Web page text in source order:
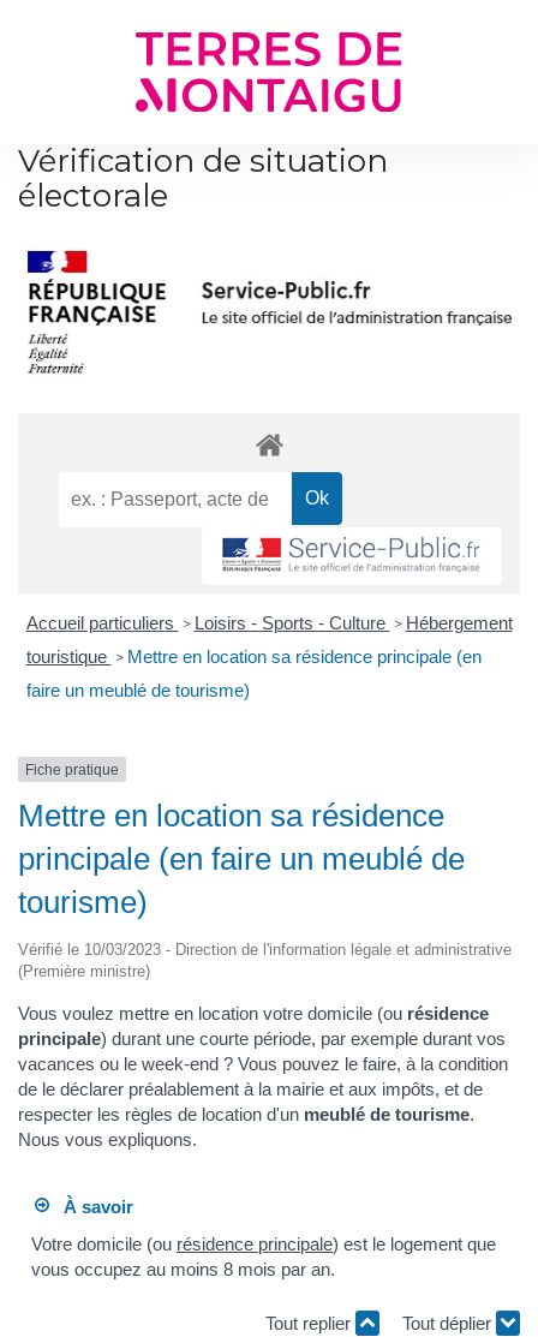
Vérification de situation
électorale
Accueil particuliers > Loisirs - Sports - Culture > Hébergement
touristique > Mettre en location sa résidence principale (en
faire un meublé de tourisme)
Fiche pratique
Mettre en location sa résidence
principale (en faire un meublé de
tourisme)
Vérifié le 10/03/2023 - Direction de l'information légale et administrative
(Première ministre)
Vous voulez mettre en location votre domicile (ou résidence
principale) durant une courte période, par exemple durant vos
vacances ou le week-end ? Vous pouvez le faire, à la condition
de le déclarer préalablement à la mairie et aux impôts, et de
respecter les règles de location d'un meublé de tourisme.
Nous vous expliquons.
À savoir
Votre domicile (ou résidence principale) est le logement que
vous occupez au moins 8 mois par an.
Tout replier Tout déplier